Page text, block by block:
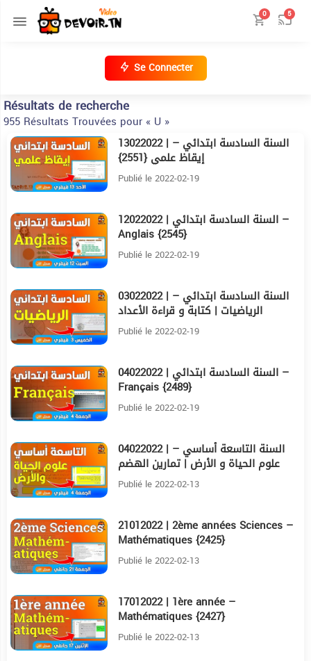
0 5
Se Connecter
Résultats de recherche
955 Résultats Trouvées pour « U »
35:17 13022022 | السنة السادسة ابتدائي –
إيقاظ علمي {2551}
Publié le 2022-02-19
59:27 12022022 | السنة السادسة ابتدائي –
Anglais {2545}
Publié le 2022-02-19
8:21 03022022 | السنة السادسة ابتدائي –
الرياضيات | كتابة و قراءة الأعداد
الكسرية {2493}
Publié le 2022-02-19
21:20 04022022 | السنة السادسة ابتدائي –
Français {2489}
Publié le 2022-02-19
47:26 04022022 | السنة التاسعة أساسي –
علوم الحياة و الأرض | تمارين الهضم
الحصة الرابعة {2517}
Publié le 2022-02-13
23:18 21012022 | 2ème années Sciences –
Mathématiques {2425}
Publié le 2022-02-13
22:34 17012022 | 1ère année –
Mathématiques {2427}
Publié le 2022-02-13